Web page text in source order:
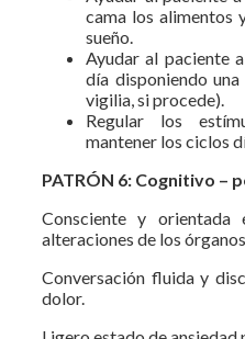
cama los alimentos
sueño.
Ayudar al paciente
día disponiendo
vigilia, si procede).
Regular los
mantener los ciclos
PATRÓN 6: Cognitivo –
Consciente y
alteraciones de los
Conversación fluida y
dolor.